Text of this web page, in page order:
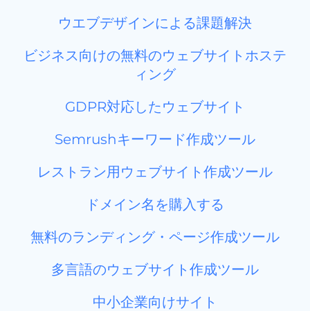
ウエブデザインによる課題解決
ビジネス向けの無料のウェブサイトホステ
ィング
GDPR対応したウェブサイト
Semrushキーワード作成ツール
レストラン用ウェブサイト作成ツール
ドメイン名を購入する
無料のランディング・ページ作成ツール
多言語のウェブサイト作成ツール
中小企業向けサイト